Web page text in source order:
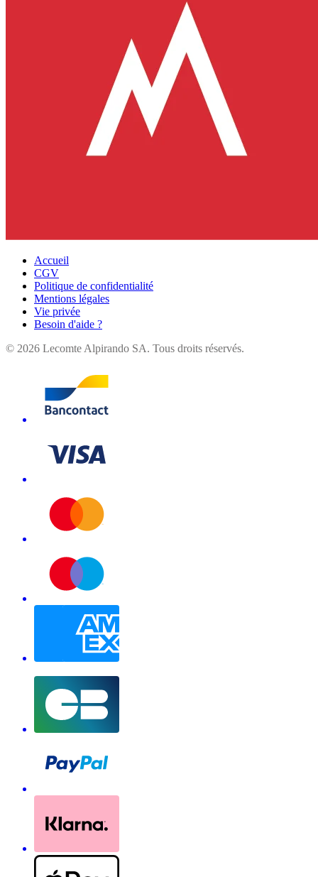
Accueil
CGV
Politique de confidentialité
Mentions légales
Vie privée
Besoin d'aide ?
© 2026 Lecomte Alpirando SA. Tous droits réservés.